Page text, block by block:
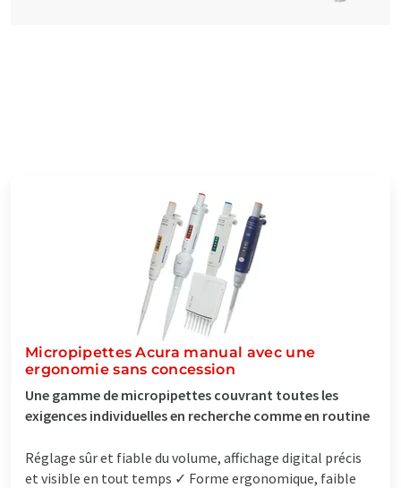
Micropipettes Acura manual avec une
ergonomie sans concession
Une gamme de micropipettes couvrant toutes les
exigences individuelles en recherche comme en routine
Réglage sûr et fiable du volume, affichage digital précis
et visible en tout temps ✓ Forme ergonomique, faible